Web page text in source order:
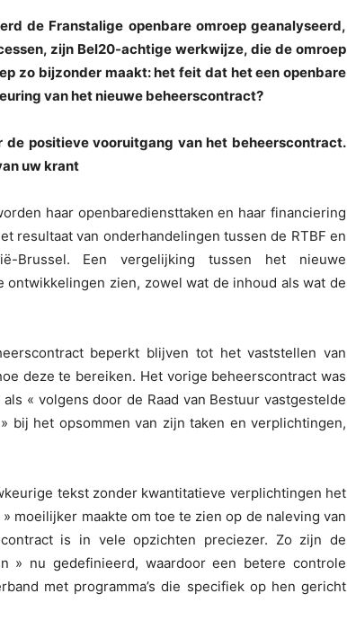
de Franstalige openbare omroep geanalyseerd,
zijn Bel20-achtige werkwijze, die de omroep
zo bijzonder maakt: het feit dat het een openbare
van het nieuwe beheerscontract?
positieve vooruitgang van het beheerscontract.
uw krant
haar openbarediensttaken en haar financiering
resultaat van onderhandelingen tussen de RTBF en
Brussel. Een vergelijking tussen het nieuwe
zien, zowel wat de inhoud als wat de
beperkt blijven tot het vaststellen van
deze te bereiken. Het vorige beheerscontract was
« volgens door de Raad van Bestuur vastgestelde
bij het opsommen van zijn taken en verplichtingen,
tekst zonder kwantitatieve verplichtingen het
moeilijker maakte om toe te zien op de naleving van
is in vele opzichten preciezer. Zo zijn de
» nu gedefinieerd, waardoor een betere controle
met programma’s die specifiek op hen gericht